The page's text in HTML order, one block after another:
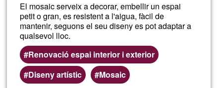
El mosaic serveix a decorar, embellir un espai
petit o gran, es resistent a l'aigua, fàcil de
mantenir, seguons el seu diseny es pot adaptar a
qualsevol lloc.
Renovació espai interior i exterior
Diseny artístic
Mosaic